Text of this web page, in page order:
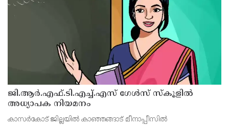
ജി.ആർ.എഫ്.ടി.എച്ച്.എസ് ഗേൾസ് സ്‌കൂളിൽ
അധ്യാപക നിയമനം
കാസർകോട് ജില്ലയിൽ കാഞ്ഞങ്ങാട് മീനാപ്പീസിൽ